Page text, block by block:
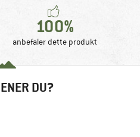
100%
anbefaler dette produkt
DU?